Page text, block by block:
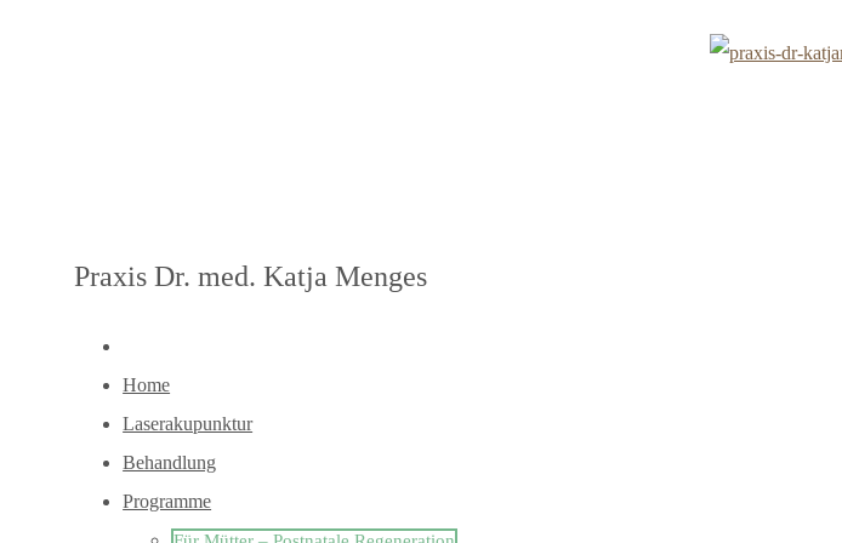
Praxis Dr. med. Katja Menges
Home
Laserakupunktur
Behandlung
Programme